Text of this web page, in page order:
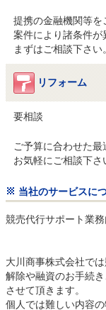
提携の金融機関等を
案件により諸条件が
まずはご相談下さい
リフォーム
要相談
ご予算に合わせた最
お気軽にご相談下さ
当社のサービスに
競売代行サポート業
大川商事株式会社で
解除や融資のお手続
させて頂きます。
個人では難しい内容